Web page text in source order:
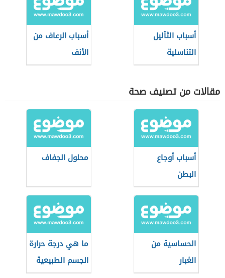
أسباب الثآليل
التناسلية
أسباب الرعاف من
الأنف
مقالات من تصنيف صحة
أسباب أوجاع
البطن
محلول الجفاف
الحساسية من
الغبار
ما هي درجة حرارة
الجسم الطبيعية